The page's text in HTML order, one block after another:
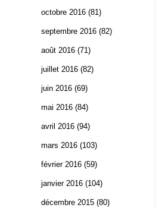
octobre 2016 (81)
septembre 2016 (82)
août 2016 (71)
juillet 2016 (82)
juin 2016 (69)
mai 2016 (84)
avril 2016 (94)
mars 2016 (103)
février 2016 (59)
janvier 2016 (104)
décembre 2015 (80)